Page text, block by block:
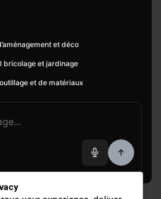
et déco
bricolage et jardinage
et de matériaux